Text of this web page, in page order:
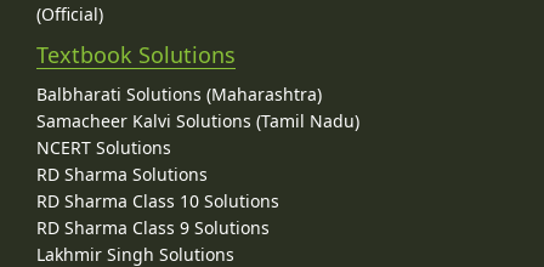
(Official)
Textbook Solutions
Balbharati Solutions (Maharashtra)
Samacheer Kalvi Solutions (Tamil Nadu)
NCERT Solutions
RD Sharma Solutions
RD Sharma Class 10 Solutions
RD Sharma Class 9 Solutions
Lakhmir Singh Solutions